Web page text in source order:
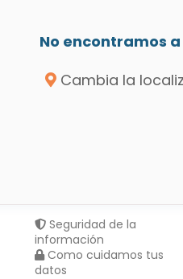
No encontramos
Cambia la
Seguridad de la
información
Como cuidamos tus
datos